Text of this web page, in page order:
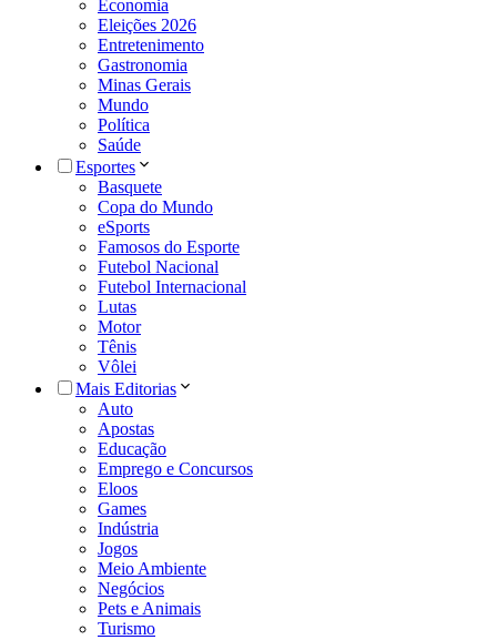
Economia
Eleições 2026
Entretenimento
Gastronomia
Minas Gerais
Mundo
Política
Saúde
Esportes
Basquete
Copa do Mundo
eSports
Famosos do Esporte
Futebol Nacional
Futebol Internacional
Lutas
Motor
Tênis
Vôlei
Mais Editorias
Auto
Apostas
Educação
Emprego e Concursos
Eloos
Games
Indústria
Jogos
Meio Ambiente
Negócios
Pets e Animais
Turismo